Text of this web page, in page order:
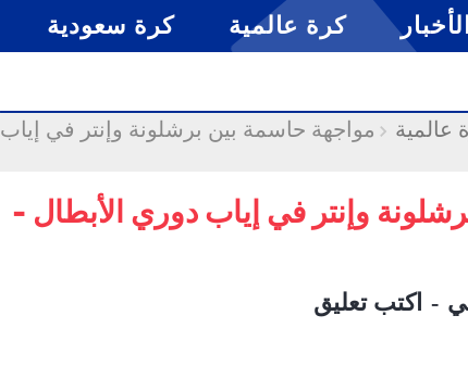
كرة عالمية كرة سعودية
عالمية
مواجهة حاسمة بين برشلونة وإنتر في إياب
وإنتر في إياب دوري الأبطال -
اكتب تعليق